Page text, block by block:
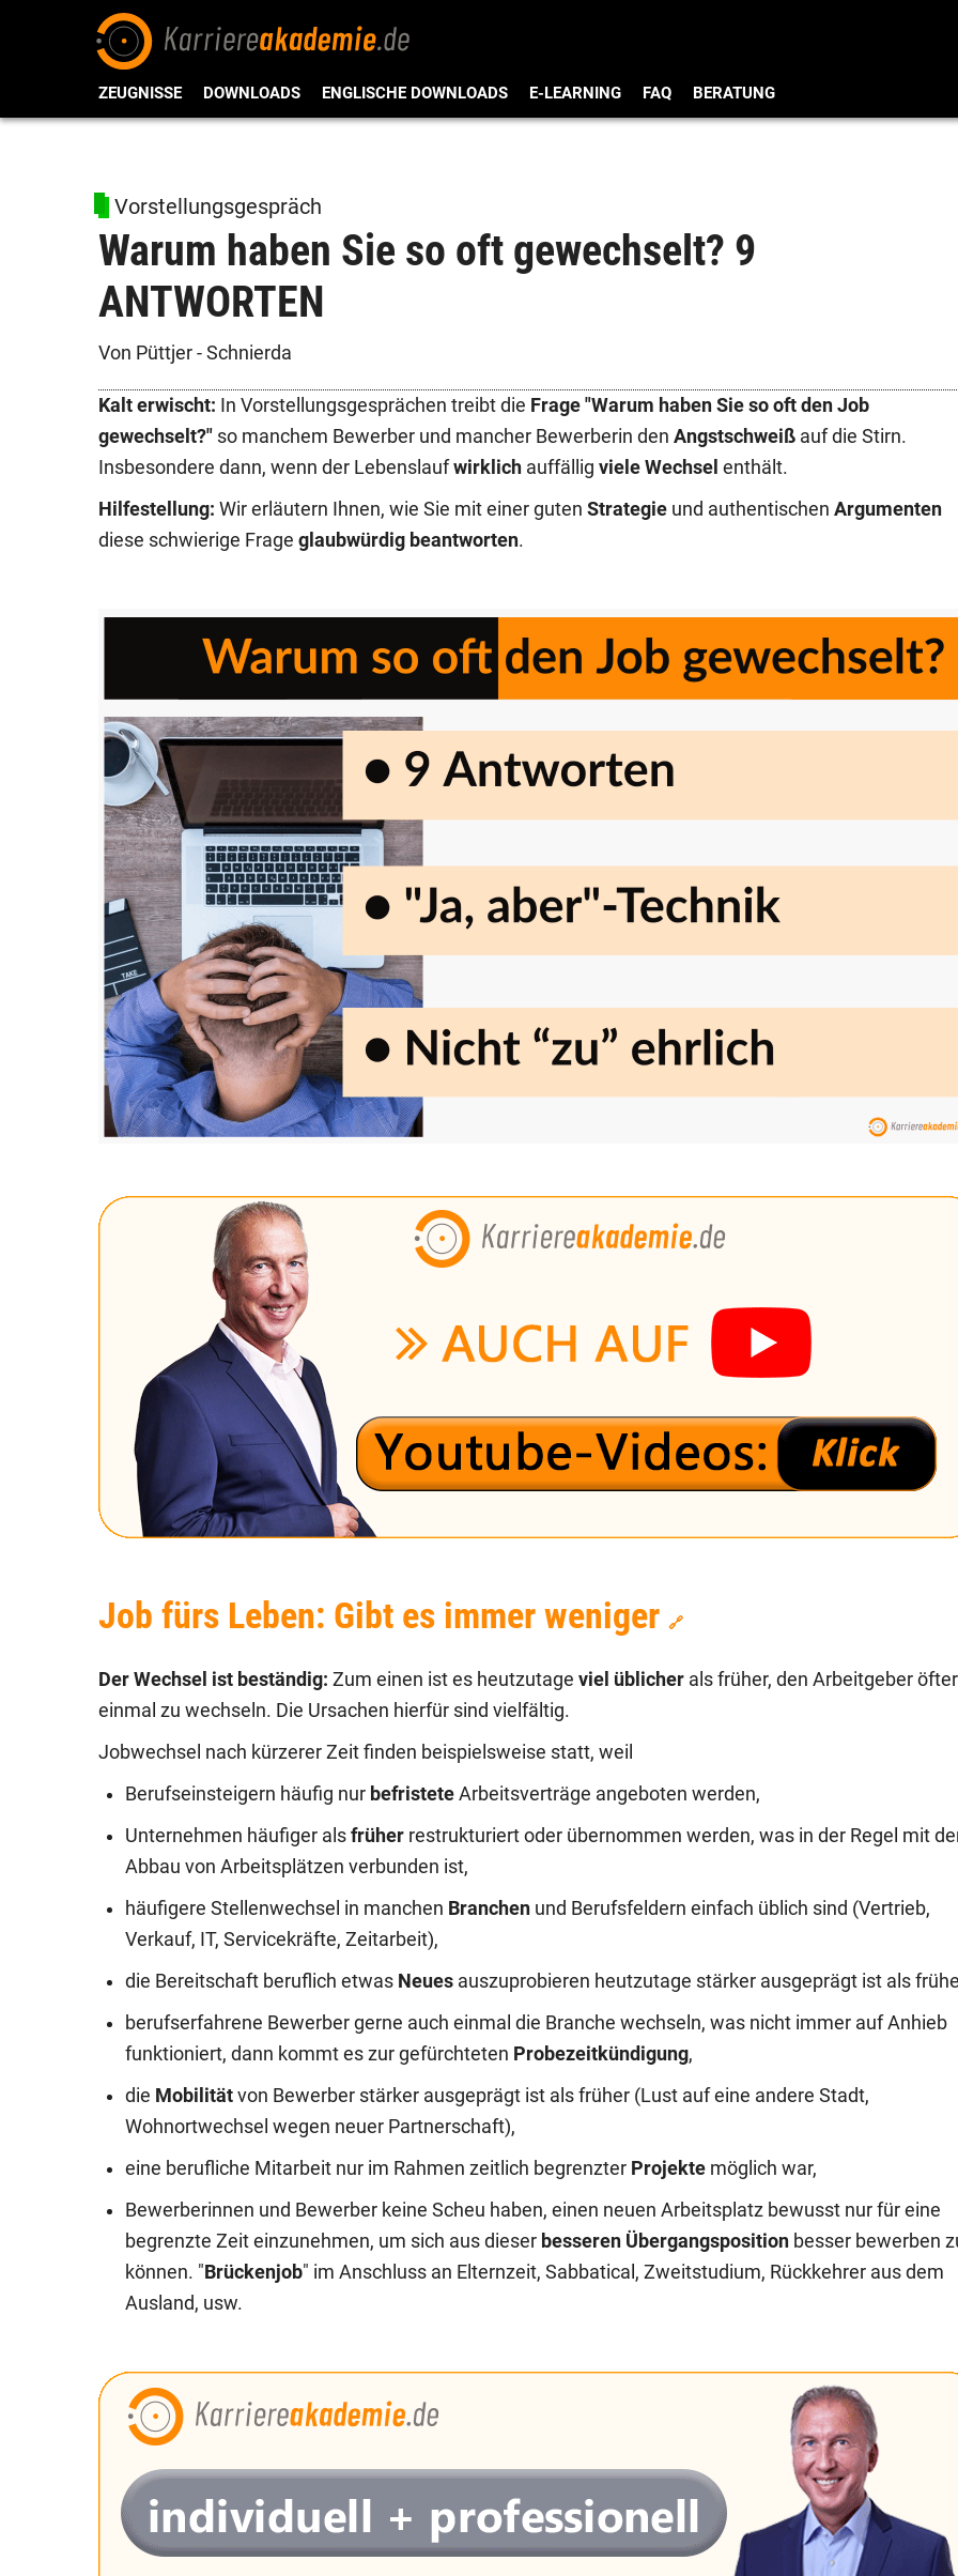
ZEUGNISSE DOWNLOADS ENGLISCHE DOWNLOADS E-LEARNING FAQ BERATUNG
Vorstellungsgespräch
Warum haben Sie so oft gewechselt? 9
ANTWORTEN
Von Püttjer - Schnierda
Kalt erwischt: In Vorstellungsgesprächen treibt die Frage "Warum haben Sie so oft den Job
gewechselt?" so manchem Bewerber und mancher Bewerberin den Angstschweiß auf die Stirn.
Insbesondere dann, wenn der Lebenslauf wirklich auffällig viele Wechsel enthält.
Hilfestellung: Wir erläutern Ihnen, wie Sie mit einer guten Strategie und authentischen Argumenten
diese schwierige Frage glaubwürdig beantworten.
Job fürs Leben: Gibt es immer weniger 🔗
Der Wechsel ist beständig: Zum einen ist es heutzutage viel üblicher als früher, den Arbeitgeber öfter
einmal zu wechseln. Die Ursachen hierfür sind vielfältig.
Jobwechsel nach kürzerer Zeit finden beispielsweise statt, weil
Berufseinsteigern häufig nur befristete Arbeitsverträge angeboten werden,
Unternehmen häufiger als früher restrukturiert oder übernommen werden, was in der Regel mit
Abbau von Arbeitsplätzen verbunden ist,
häufigere Stellenwechsel in manchen Branchen und Berufsfeldern einfach üblich sind (Vertrieb,
Verkauf, IT, Servicekräfte, Zeitarbeit),
die Bereitschaft beruflich etwas Neues auszuprobieren heutzutage stärker ausgeprägt ist als
berufserfahrene Bewerber gerne auch einmal die Branche wechseln, was nicht immer auf Anhieb
funktioniert, dann kommt es zur gefürchteten Probezeitkündigung,
die Mobilität von Bewerber stärker ausgeprägt ist als früher (Lust auf eine andere Stadt,
Wohnortwechsel wegen neuer Partnerschaft),
eine berufliche Mitarbeit nur im Rahmen zeitlich begrenzter Projekte möglich war,
Bewerberinnen und Bewerber keine Scheu haben, einen neuen Arbeitsplatz bewusst nur für eine
begrenzte Zeit einzunehmen, um sich aus dieser besseren Übergangsposition besser bewerben
können. " Brückenjob" im Anschluss an Elternzeit, Sabbatical, Zweitstudium, Rückkehrer aus dem
Ausland, usw.